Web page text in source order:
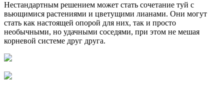
Нестандартным решением может стать сочетание туй с
вьющимися растениями и цветущими лианами. Они могут
стать как настоящей опорой для них, так и просто
необычными, но удачными соседями, при этом не мешая
корневой системе друг друга.